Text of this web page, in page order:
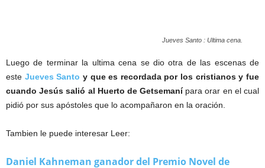
Jueves Santo : Ultima cena.
Luego de terminar la ultima cena se dio otra de las escenas de
este Jueves Santo y que es recordada por los cristianos y fue
cuando Jesús salió al Huerto de Getsemanípara orar en el cual
pidió por sus apóstoles que lo acompañaron en la oración.
Tambien le puede interesar Leer:
Daniel Kahneman ganador del Premio Novel de